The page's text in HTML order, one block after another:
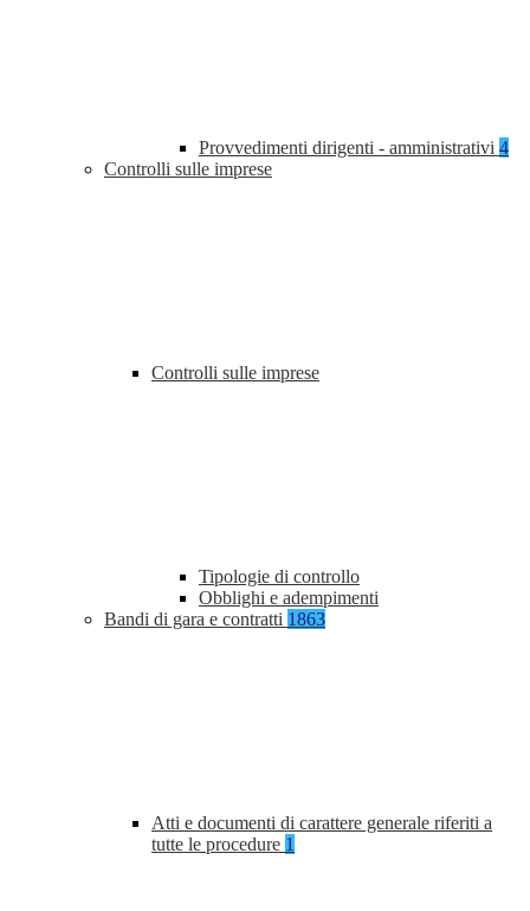
Provvedimenti dirigenti - amministrativi 4
Controlli sulle imprese
Controlli sulle imprese
Tipologie di controllo
Obblighi e adempimenti
Bandi di gara e contratti 1863
Atti e documenti di carattere generale riferiti a
tutte le procedure 1